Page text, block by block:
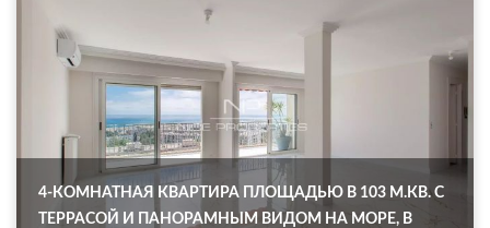
4-КОМНАТНАЯ КВАРТИРА ПЛОЩАДЬЮ В 103 М.КВ. С
ТЕРРАСОЙ И ПАНОРАМНЫМ ВИДОМ НА МОРЕ, В